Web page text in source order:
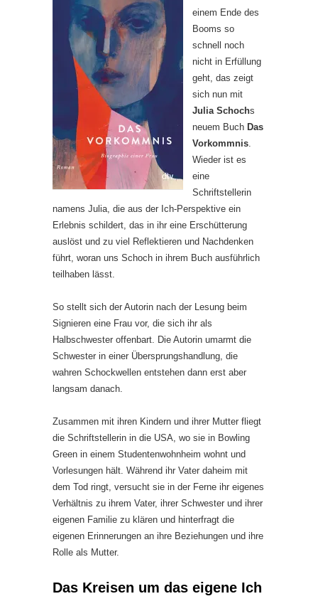
einem Ende des
Booms so
schnell noch
nicht in Erfüllung
geht, das zeigt
sich nun mit
Julia Schochs
neuem Buch Das
Vorkommnis
Wieder ist es
eine
Schriftstellerin
namens Julia, die aus der Ich-Perspektive ein
Erlebnis schildert, das in ihr eine Erschütterung
auslöst und zu viel Reflektieren und Nachdenken
führt, woran uns Schoch in ihrem Buch ausführlich
teilhaben lässt.
So stellt sich der Autorin nach der Lesung beim
Signieren eine Frau vor, die sich ihr als
Halbschwester offenbart. Die Autorin umarmt die
Schwester in einer Übersprungshandlung, die
wahren Schockwellen entstehen dann erst aber
langsam danach.
Zusammen mit ihren Kindern und ihrer Mutter fliegt
die Schriftstellerin in die USA, wo sie in Bowling
Green in einem Studentenwohnheim wohnt und
Vorlesungen hält. Während ihr Vater daheim mit
dem Tod ringt, versucht sie in der Ferne ihr eigenes
Verhältnis zu ihrem Vater, ihrer Schwester und ihrer
eigenen Familie zu klären und hinterfragt die
eigenen Erinnerungen an ihre Beziehungen und ihre
Rolle als Mutter.
Das Kreisen um das eigene Ich